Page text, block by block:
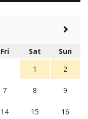
Balas
16
Fri Sat
Sun
1
2
7 8 9
14 15 16